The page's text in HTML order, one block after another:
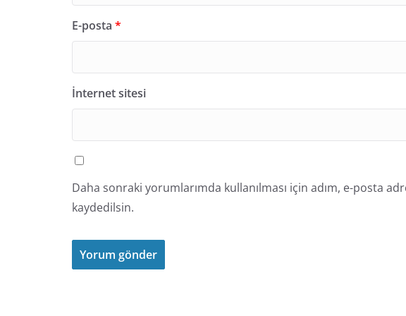
E-posta *
İnternet sitesi
Daha sonraki yorumlarımda kullanılması için adım, e-posta
kaydedilsin.